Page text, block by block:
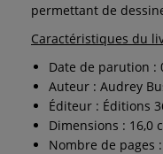
permettant de
Caractéristiques du
Date de parution :
Auteur : Audrey
Éditeur : Éditions
Dimensions : 16,0
Nombre de pages